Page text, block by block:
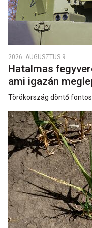
2026. AUGUSZTUS 9.
Hatalmas
ami igazán
Törökország döntő